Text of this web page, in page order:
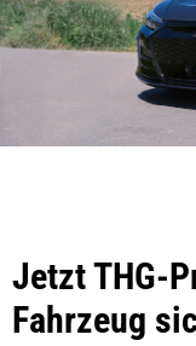
Jetzt THG-
Fahrzeug